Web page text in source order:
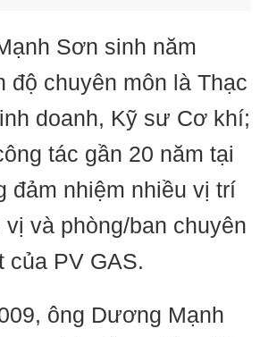
Sơn sinh năm
độ chuyên môn là Thạc
doanh, Kỹ sư Cơ khí;
tác gần 20 năm tại
đảm nhiệm nhiều vị trí
và phòng/ban chuyên
của PV GAS.
ông Dương Mạnh